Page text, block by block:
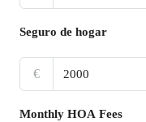
Seguro de hogar
€
Monthly HOA Fees